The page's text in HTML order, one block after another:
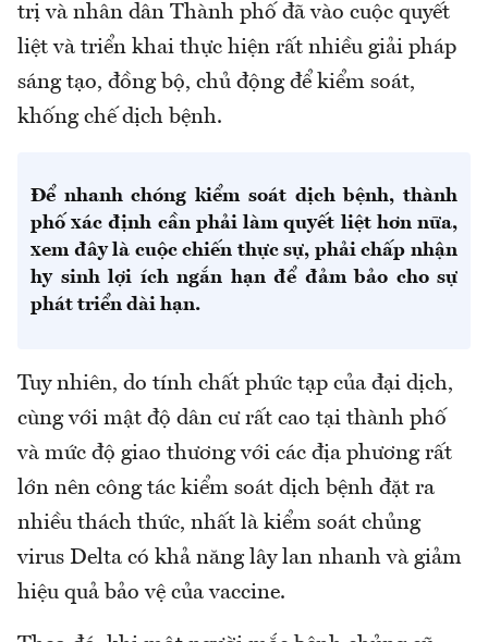
trị và nhân dân Thành phố đã vào cuộc quyết
liệt và triển khai thực hiện rất nhiều giải pháp
sáng tạo, đồng bộ, chủ động để kiểm soát,
khống chế dịch bệnh.
Để nhanh chóng kiểm soát dịch bệnh, thành
phố xác định cần phải làm quyết liệt hơn nữa,
xem đây là cuộc chiến thực sự, phải chấp nhận
hy sinh lợi ích ngắn hạn để đảm bảo cho sự
phát triển dài hạn.
Tuy nhiên, do tính chất phức tạp của đại dịch,
cùng với mật độ dân cư rất cao tại thành phố
và mức độ giao thương với các địa phương rất
lớn nên công tác kiểm soát dịch bệnh đặt ra
nhiều thách thức, nhất là kiểm soát chủng
virus Delta có khả năng lây lan nhanh và giảm
hiệu quả bảo vệ của vaccine.